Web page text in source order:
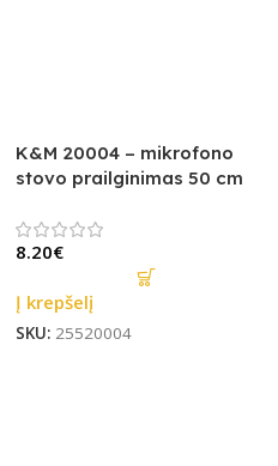
K&M 20004 – mikrofono
stovo prailginimas 50 cm
8.20€
Į krepšelį
SKU: 25520004